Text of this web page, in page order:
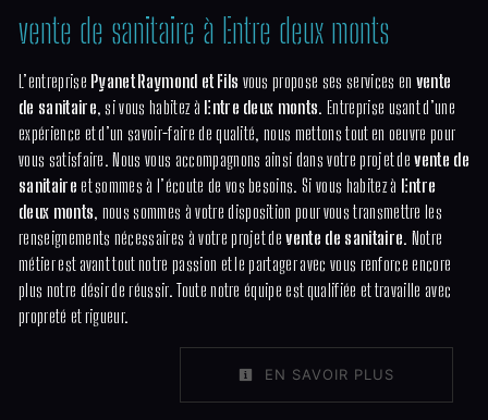
vente de sanitaire à Entre deux monts
L’entreprise Pyanet Raymond et Fils vous propose ses services en vente
de sanitaire, si vous habitez à Entre deux monts. Entreprise usant d’une
expérience et d’un savoir-faire de qualité, nous mettons tout en oeuvre pour
vous satisfaire. Nous vous accompagnons ainsi dans votre projet devente de
sanitaire et sommes à l’écoute de vos besoins. Si vous habitez à Entre
deux monts, nous sommes à votre disposition pour vous transmettre les
renseignements nécessaires à votre projet devente de sanitaire. Notre
métier est avant tout notre passion et le partager avec vous renforce encore
plus notre désir de réussir. Toute notre équipe est qualifiée et travaille avec
propreté et rigueur.
EN SAVOIR PLUS